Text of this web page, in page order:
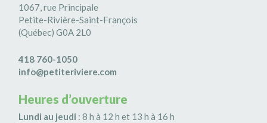
1067, rue Principale
Petite-Rivière-Saint-François
(Québec) G0A 2L0
418 760-1050
info@petiteriviere.com
Heures d’ouverture
Lundi au jeudi : 8 h à 12 h et 13 h à 16 h